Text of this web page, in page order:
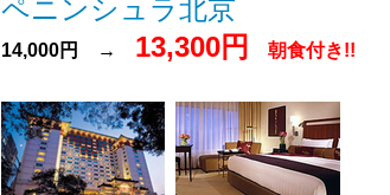
ペニンシュラ北京
14,000円 → 13,300円 朝食付き!!